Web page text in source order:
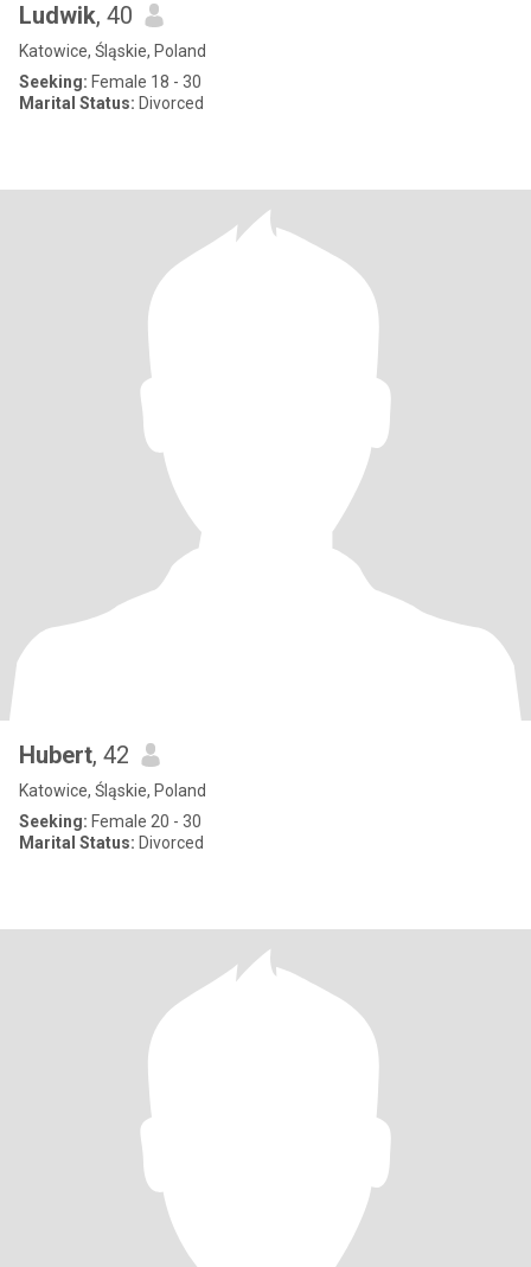
Ludwik, 40
Katowice, Śląskie, Poland
Seeking: Female 18 - 30
Marital Status: Divorced
Hubert, 42
Katowice, Śląskie, Poland
Seeking: Female 20 - 30
Marital Status: Divorced